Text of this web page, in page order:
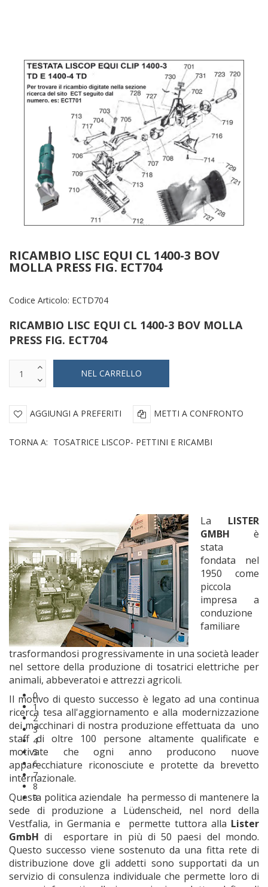
0
1
2
3
4
5
6
7
8
9
RICAMBIO LISC EQUI CL 1400-3 BOV
MOLLA PRESS FIG. ECT704
Codice Articolo: ECTD704
RICAMBIO LISC EQUI CL 1400-3 BOV MOLLA
PRESS FIG. ECT704
AGGIUNGI A PREFERITI METTI A CONFRONTO
TORNA A: TOSATRICE LISCOP- PETTINI E RICAMBI
La LISTER
GMBH è
stata
fondata nel
1950 come
piccola
impresa a
conduzione
familiare
trasformandosi progressivamente in una società leader
nel settore della produzione di tosatrici elettriche per
animali, abbeveratoi e attrezzi agricoli.
Il motivo di questo successo è legato ad una continua
ricerca tesa all'aggiornamento e alla modernizzazione
dei macchinari di nostra produzione effettuata da uno
staff di oltre 100 persone altamente qualificate e
motivate che ogni anno producono nuove
apparecchiature riconosciute e protette da brevetto
internazionale.
Questa politica aziendale ha permesso di mantenere la
sede di produzione a Lüdenscheid, nel nord della
Vestfalia, in Germania e permette tuttora alla Lister
GmbH di esportare in più di 50 paesi del mondo.
Questo successo viene sostenuto da una fitta rete di
distribuzione dove gli addetti sono supportati da un
servizio di consulenza individuale che permette loro di